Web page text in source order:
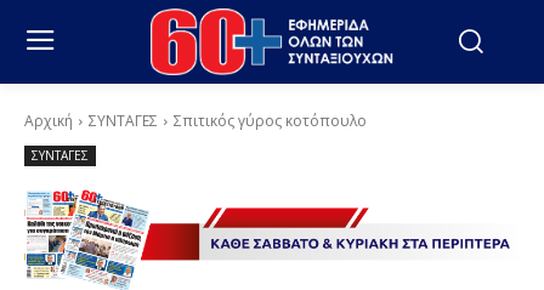
Αρχική ΣΥΝΤΑΓΕΣ Σπιτικός γύρος κοτόπουλο
ΣΥΝΤΑΓΕΣ